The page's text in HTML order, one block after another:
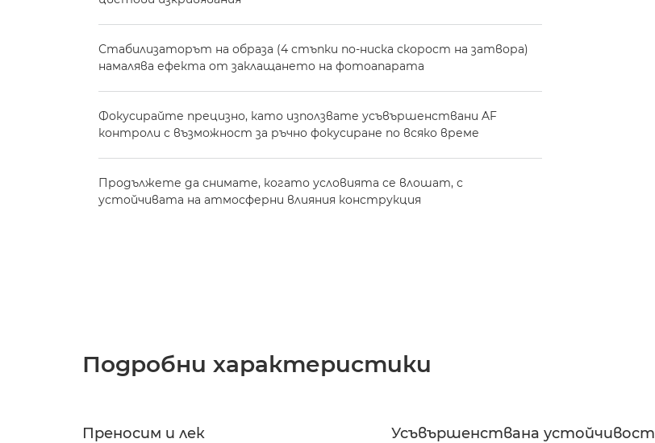
Стабилизаторът на образа (4 стъпки по-ниска скорост на затвора)
намалява ефекта от заклащането на фотоапарата
Фокусирайте прецизно, като използвате усъвършенствани AF
контроли с възможност за ръчно фокусиране по всяко време
Продължете да снимате, когато условията се влошат, с
устойчивата на атмосферни влияния конструкция
Подробни характеристики
Преносим и лек
Усъвършенствана устойчивост